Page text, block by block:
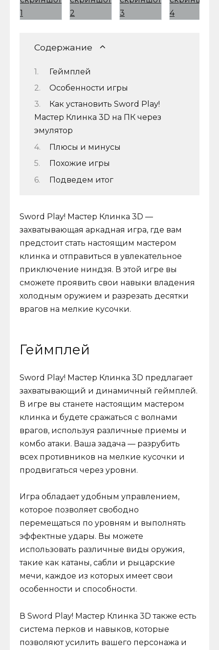
Содержание
Геймплей
Особенности игры
Как установить Sword Play!
Мастер Клинка 3D на ПК через
эмулятор
Плюсы и минусы
Похожие игры
Подведем итог
Sword Play! Мастер Клинка 3D —
захватывающая аркадная игра, где вам
предстоит стать настоящим мастером
клинка и отправиться в увлекательное
приключение ниндзя. В этой игре вы
сможете проявить свои навыки владения
холодным оружием и разрезать десятки
врагов на мелкие кусочки.
Геймплей
Sword Play! Мастер Клинка 3D предлагает
захватывающий и динамичный геймплей.
В игре вы станете настоящим мастером
клинка и будете сражаться с волнами
врагов, используя различные приемы и
комбо атаки. Ваша задача — разрубить
всех противников на мелкие кусочки и
продвигаться через уровни.
Игра обладает удобным управлением,
которое позволяет свободно
перемещаться по уровням и выполнять
эффектные удары. Вы можете
использовать различные виды оружия,
такие как катаны, сабли и рыцарские
мечи, каждое из которых имеет свои
особенности и способности.
В Sword Play! Мастер Клинка 3D также есть
система перков и навыков, которые
позволяют усилить вашего персонажа и